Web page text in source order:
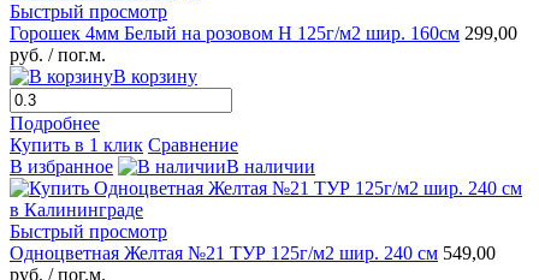
Быстрый просмотр
Горошек 4мм Белый на розовом Н 125г/м2 шир. 160см 299,00
руб. / пог.м.
В корзину
Подробнее
Купить в 1 клик Сравнение
В избранное
В наличии
Быстрый просмотр
Одноцветная Желтая №21 ТУР 125г/м2 шир. 240 см 549,00
руб. / пог.м.